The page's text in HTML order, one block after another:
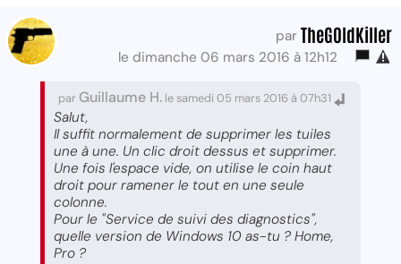
par TheG0ldKiller
le dimanche 06 mars 2016 à 12h12
par Guillaume H. le samedi 05 mars 2016 à 07h31
Salut,
Il suffit normalement de supprimer les tuiles
une à une. Un clic droit dessus et supprimer.
Une fois l'espace vide, on utilise le coin haut
droit pour ramener le tout en une seule
colonne.
Pour le "Service de suivi des diagnostics",
quelle version de Windows 10 as-tu ? Home,
Pro ?